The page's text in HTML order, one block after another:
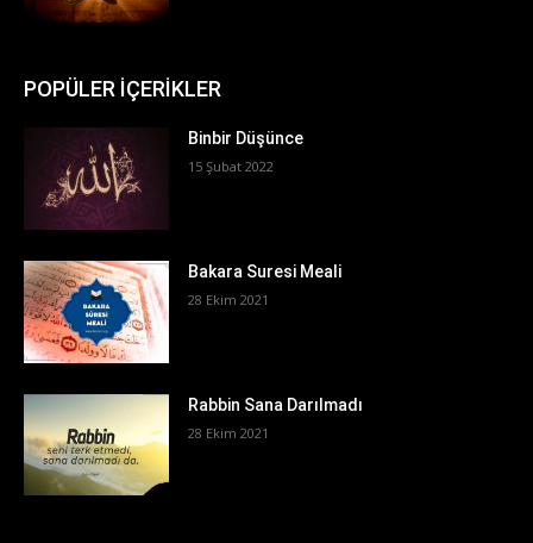
POPÜLER İÇERİKLER
Binbir Düşünce
15 Şubat 2022
Bakara Suresi Meali
28 Ekim 2021
Rabbin Sana Darılmadı
28 Ekim 2021